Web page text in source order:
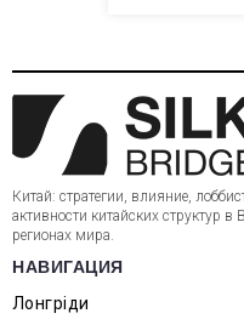
Китай: стратегии, влияние,
активности китайских структур в
регионах мира.
НАВИГАЦИЯ
Лонгріди